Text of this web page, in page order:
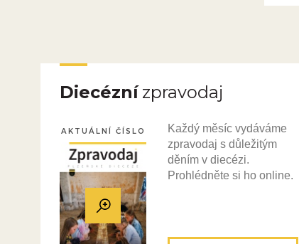
Diecéznízpravodaj
AKTUÁLNÍ ČÍSLO
Každý měsíc vydáváme
zpravodaj s důležitým
děním v diecézi.
Prohlédněte si ho online.